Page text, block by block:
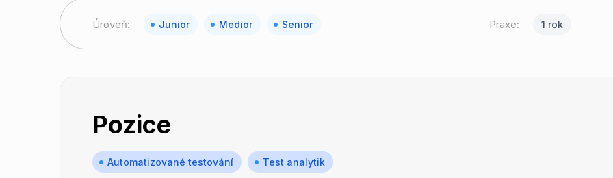
Úroveň: Junior Medior Senior Praxe: 1 rok
Pozice
Automatizované testování Test analytik